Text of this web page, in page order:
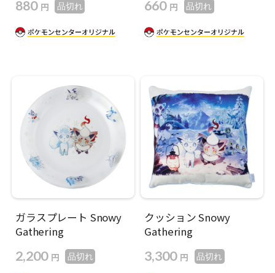
880 円 品切れ 660 円 品切れ
ガラスプレート Snowy
Gathering
2,200 円 品切れ
クッション Snowy
Gathering
3,300 円 品切れ